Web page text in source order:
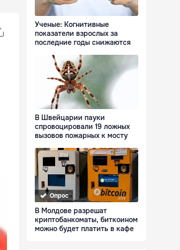
Ученые: Когнитивные
показатели взрослых за
последние годы снижаются
В Швейцарии пауки
спровоцировали 19 ложных
вызовов пожарных к мосту
Опрос
В Молдове разрешат
криптобанкоматы, биткоином
можно будет платить в кафе